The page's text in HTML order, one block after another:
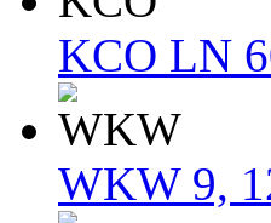
KCO LN
WKW 9,